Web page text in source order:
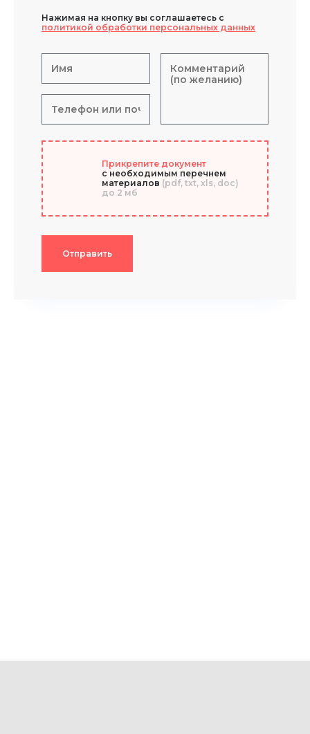
Нажимая на кнопку вы соглашаетесь с
политикой обработки персональных данных
Прикрепите документ
с необходимым перечнем
материалов (pdf, txt, xls, doc)
до 2 мб
Отправить